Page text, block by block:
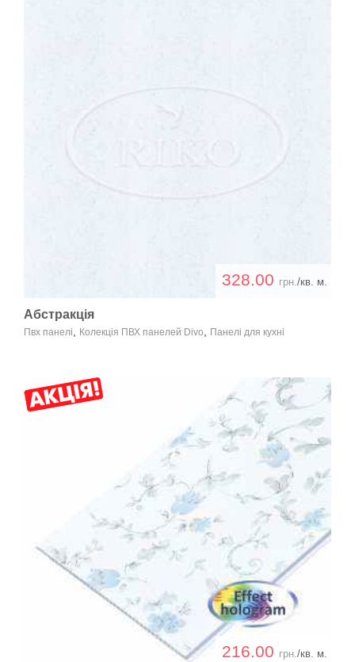
328.00 грн./кв. м.
Абстракція
Пвх панелі Колекція ПВХ панелей Divo Панелі для кухні
216.00 грн./кв. м.